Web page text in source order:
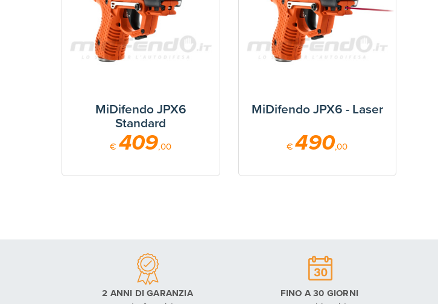
MiDifendo JPX6
Standard
€ 409,00
MiDifendo JPX6 - Laser
€490,00
2 ANNI DI GARANZIA
FINO A 30 GIORNI